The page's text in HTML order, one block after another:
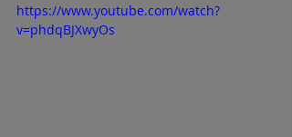
https://www.youtube.com/watch?
v=phdqBJXwyOs